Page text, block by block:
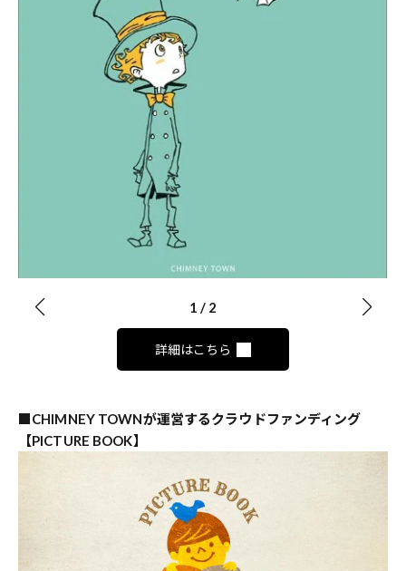
1 / 2
詳細はこちら
■CHIMNEY TOWNが運営するクラウドファンディング
【PICTURE BOOK】